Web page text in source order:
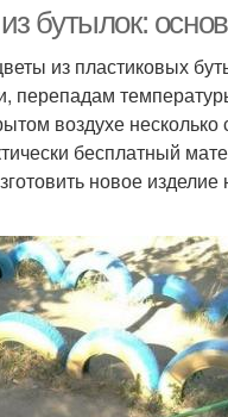
бутылок:
из пластиковых
воздухе
бесплатный
новое изделие